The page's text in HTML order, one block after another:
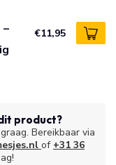
– €11,95
product?
Bereikbaar via
of +31 36